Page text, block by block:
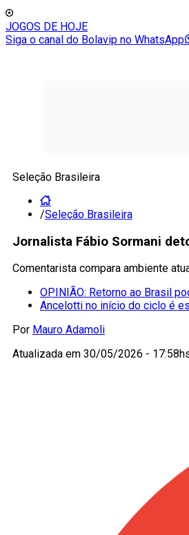
JOGOS DE HOJE
Siga o canal do Bolavip no WhatsApp
Seleção Brasileira
/Seleção Brasileira
Jornalista Fábio Sormani
Comentarista compara ambiente
OPINIÃO: Retorno ao Brasil
Ancelotti no início do ciclo é
Por Mauro Adamoli
Atualizada em 30/05/2026 -